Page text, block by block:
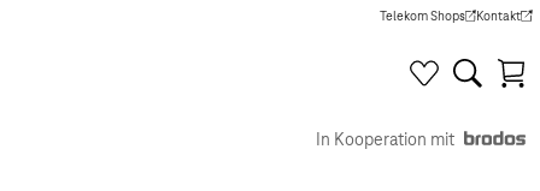
Telekom Shops
(Wird in einem neuen Tab
Kontakt
(Wird in
In Kooperation mit